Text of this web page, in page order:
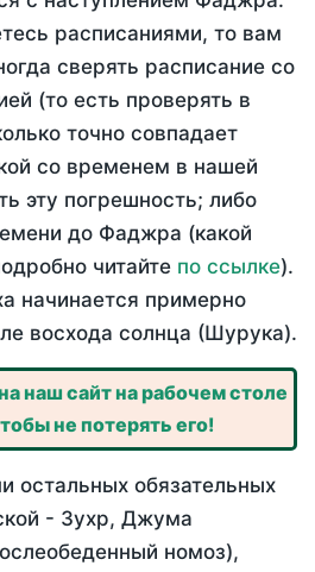
расписаниями, то вам
сверять расписание со
(то есть проверять в
точно совпадает
со временем в нашей
эту погрешность; либо
до Фаджра (какой
читайте по ссылке).
начинается примерно
восхода солнца (Шурука).
наш сайт на рабочем столе
не потерять его!
остальных обязательных
- Зухр, Джума
номоз),